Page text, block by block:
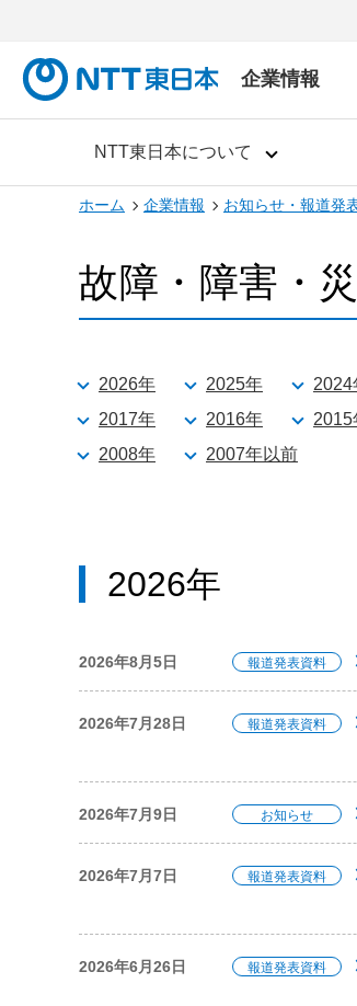
企業情報
NTT東日本について
ホーム 企業情報 お知らせ・報道発
故障・障害・
2026年 2025年 2024
2017年
2016年 2015
2008年
2007年以前
2026年
2026年8月5日 報道発表資料
2026年7月28日 報道発表資料
2026年7月9日 お知らせ
2026年7月7日 報道発表資料
2026年6月26日 報道発表資料